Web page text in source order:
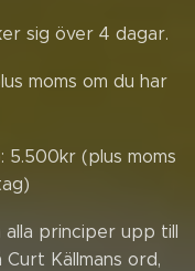
sig över 4 dagar.
moms om du har
(plus moms
alla principer upp till
Källmans ord,